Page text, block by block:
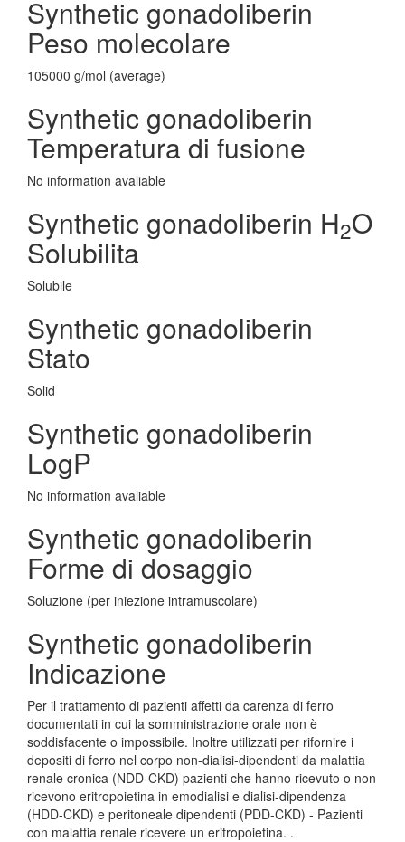
Synthetic gonadoliberin
Peso molecolare
105000 g/mol (average)
Synthetic gonadoliberin
Temperatura di fusione
No information avaliable
Synthetic gonadoliberin H2O
Solubilita
Solubile
Synthetic gonadoliberin
Stato
Solid
Synthetic gonadoliberin
LogP
No information avaliable
Synthetic gonadoliberin
Forme di dosaggio
Soluzione (per iniezione intramuscolare)
Synthetic gonadoliberin
Indicazione
Per il trattamento di pazienti affetti da carenza di ferro
documentati in cui la somministrazione orale non è
soddisfacente o impossibile. Inoltre utilizzati per rifornire i
depositi di ferro nel corpo non-dialisi-dipendenti da malattia
renale cronica (NDD-CKD) pazienti che hanno ricevuto o non
ricevono eritropoietina in emodialisi e dialisi-dipendenza
(HDD-CKD) e peritoneale dipendenti (PDD-CKD) - Pazienti
con malattia renale ricevere un eritropoietina. .